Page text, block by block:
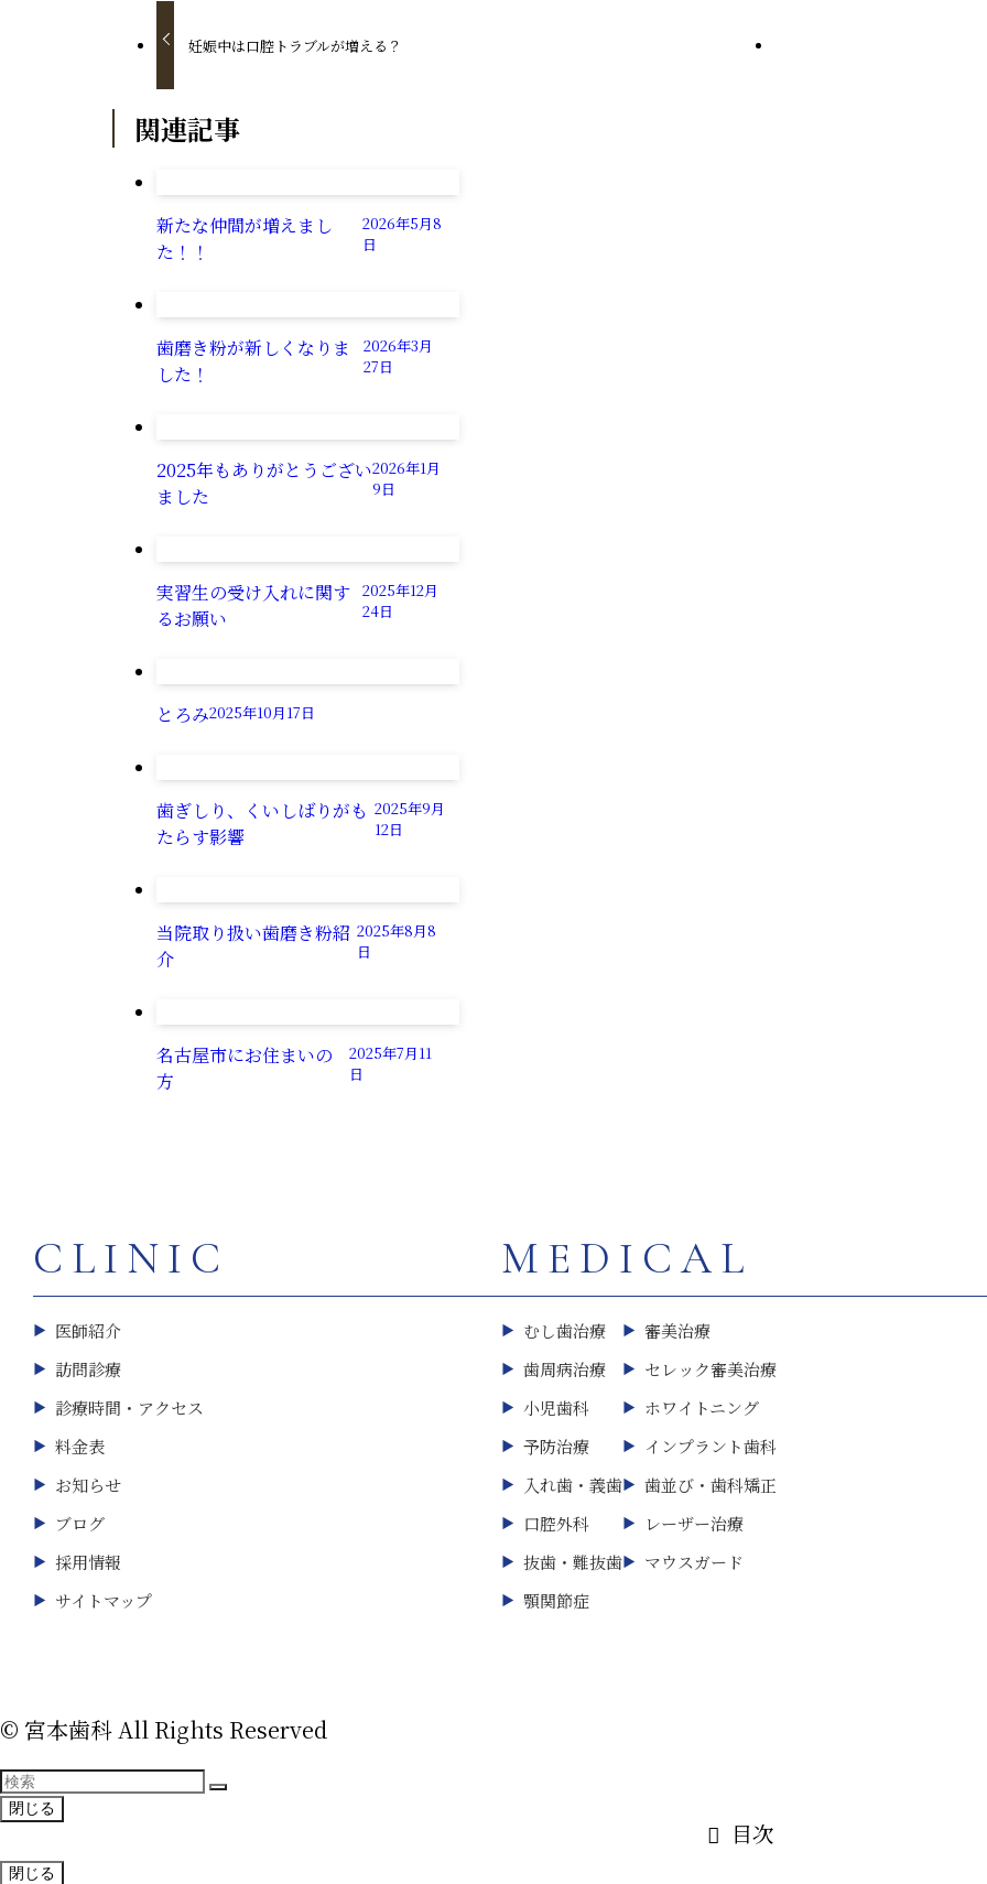
妊娠中は口腔トラブルが増える？
関連記事
新たな仲間が増えまし
た！！
2026年5月8
日
歯磨き粉が新しくなりま
した！
2026年3月
27日
2025年もありがとうござい
ました
2026年1月
9日
実習生の受け入れに関す
るお願い
2025年12月
24日
とろみ2025年10月17日
歯ぎしり、くいしばりがも
たらす影響
2025年9月
12日
当院取り扱い歯磨き粉紹
介
2025年8月8
日
名古屋市にお住まいの
方
2025年7月11
日
CLINIC
医師紹介
訪問診療
診療時間・アクセス
料金表
お知らせ
ブログ
採用情報
サイトマップ
MEDICAL
むし歯治療
歯周病治療
小児歯科
予防治療
入れ歯・義歯
口腔外科
抜歯・難抜歯
顎関節症
審美治療
セレック審美治療
ホワイトニング
インプラント歯科
歯並び・歯科矯正
レーザー治療
マウスガード
© 宮本歯科 All Rights Reserved
閉じる
目次
閉じる